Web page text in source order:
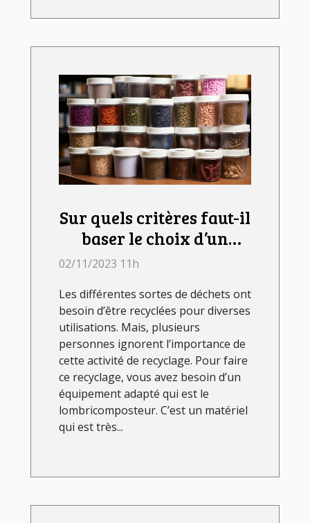
Sur quels critères faut-il
baser le choix d’un
lombricomposteur ?
02/11/2023 11h
Les différentes sortes de déchets ont
besoin d’être recyclées pour diverses
utilisations. Mais, plusieurs
personnes ignorent l’importance de
cette activité de recyclage. Pour faire
ce recyclage, vous avez besoin d’un
équipement adapté qui est le
lombricomposteur. C’est un matériel
qui est très...